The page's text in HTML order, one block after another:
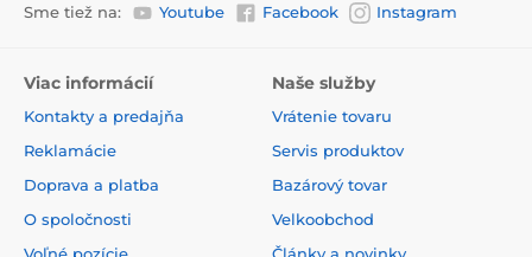
Sme tiež na: Youtube Facebook Instagram
Viac informácií
Kontakty a predajňa
Reklamácie
Doprava a platba
O spoločnosti
Naše služby
Vrátenie tovaru
Servis produktov
Bazárový tovar
Velkoobchod